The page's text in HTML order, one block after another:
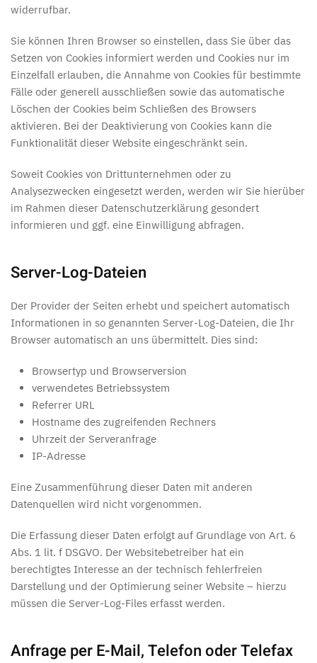
widerrufbar.
Sie können Ihren Browser so einstellen, dass Sie über das
Setzen von Cookies informiert werden und Cookies nur im
Einzelfall erlauben, die Annahme von Cookies für bestimmte
Fälle oder generell ausschließen sowie das automatische
Löschen der Cookies beim Schließen des Browsers
aktivieren. Bei der Deaktivierung von Cookies kann die
Funktionalität dieser Website eingeschränkt sein.
Soweit Cookies von Drittunternehmen oder zu
Analysezwecken eingesetzt werden, werden wir Sie hierüber
im Rahmen dieser Datenschutzerklärung gesondert
informieren und ggf. eine Einwilligung abfragen.
Server-Log-Dateien
Der Provider der Seiten erhebt und speichert automatisch
Informationen in so genannten Server-Log-Dateien, die Ihr
Browser automatisch an uns übermittelt. Dies sind:
Browsertyp und Browserversion
verwendetes Betriebssystem
Referrer URL
Hostname des zugreifenden Rechners
Uhrzeit der Serveranfrage
IP-Adresse
Eine Zusammenführung dieser Daten mit anderen
Datenquellen wird nicht vorgenommen.
Die Erfassung dieser Daten erfolgt auf Grundlage von Art. 6
Abs. 1 lit. f DSGVO. Der Websitebetreiber hat ein
berechtigtes Interesse an der technisch fehlerfreien
Darstellung und der Optimierung seiner Website – hierzu
müssen die Server-Log-Files erfasst werden.
Anfrage per E-Mail, Telefon oder Telefax